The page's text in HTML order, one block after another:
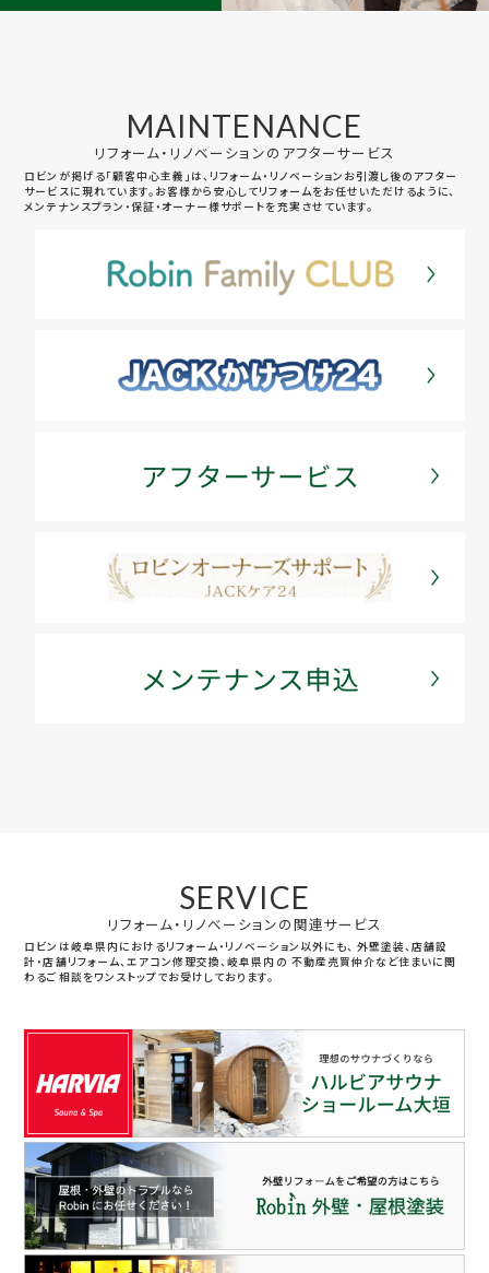
MAINTENANCE
リフォーム・リノベーションのアフターサービス
ロビンが掲げる「顧客中心主義」は、リフォーム・リノベーションお引渡し後のアフター
サービスに現れています。お客様から安心してリフォームをお任せいただけるように、
メンテナンスプラン・保証・オーナー様サポートを充実させています。
SERVICE
リフォーム・リノベーションの関連サービス
ロビンは岐阜県内におけるリフォーム・リノベーション以外にも、 外壁塗装、店舗設
計・店舗リフォーム、エアコン修理交換、岐阜県内の 不動産売買仲介など住まいに関
わるご相談をワンストップでお受けしております。